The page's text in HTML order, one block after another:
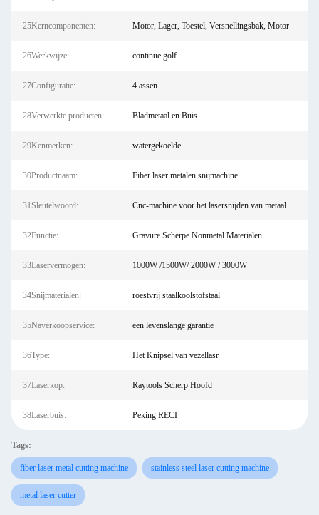
25Kerncomponenten: Motor, Lager, Toestel, Versnellingsbak, Motor
26Werkwijze: continue golf
27Configuratie: 4 assen
28Verwerkte producten: Bladmetaal en Buis
29Kenmerken: watergekoelde
30Productnaam: Fiber laser metalen snijmachine
31Sleutelwoord: Cnc-machine voor het lasersnijden van metaal
32Functie: Gravure Scherpe Nonmetal Materialen
33Laservermogen: 1000W /1500W/ 2000W / 3000W
34Snijmaterialen: roestvrij staalkoolstofstaal
35Naverkoopservice: een levenslange garantie
36Type: Het Knipsel van vezellasr
37Laserkop: Raytools Scherp Hoofd
38Laserbuis: Peking RECI
Tags:
fiber laser metal cutting machine stainless steel laser cutting machine
metal laser cutter